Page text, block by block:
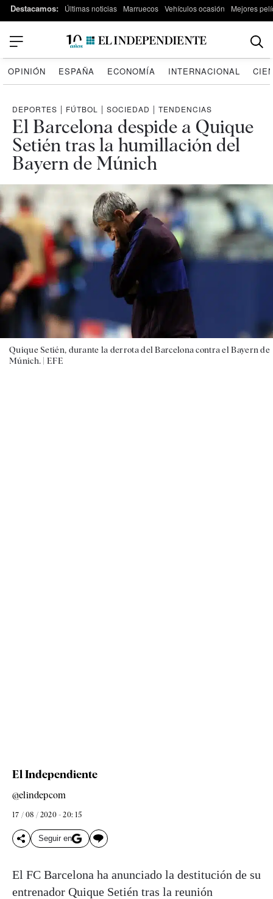
Destacamos: Últimas noticias Marruecos Vehículos ocasión Mejores
OPINIÓN ESPAÑA ECONOMÍA INTERNACIONAL
DEPORTES | FÚTBOL | SOCIEDAD | TENDENCIAS
El Barcelona despide a Quique
Setién tras la humillación del
Bayern de Múnich
Quique Setién, durante la derrota del Barcelona contra el Bayern de
Múnich. | EFE
El Independiente
@elindepcom
17 / 08 / 2020 - 20: 15
Seguir en
El FC Barcelona ha anunciado la destitución de su
entrenador Quique Setién tras la reunión